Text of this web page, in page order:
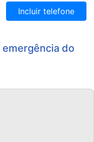
Prevenção
Incluir telefone
do